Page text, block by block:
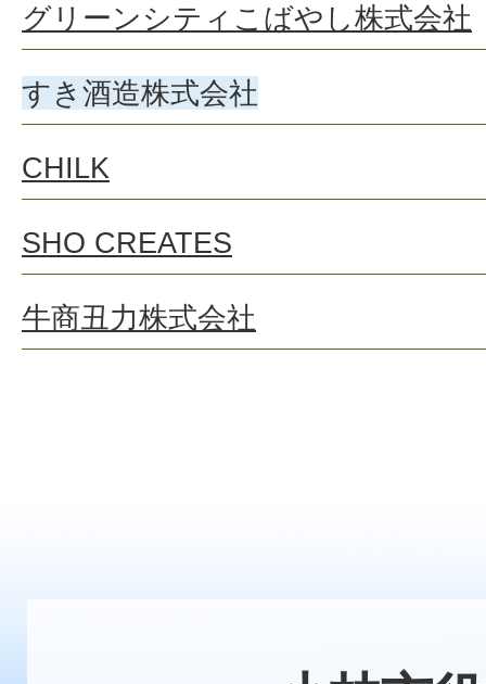
グリーンシティこばやし株式会社
すき酒造株式会社
CHILK
SHO CREATES
牛商丑力株式会社